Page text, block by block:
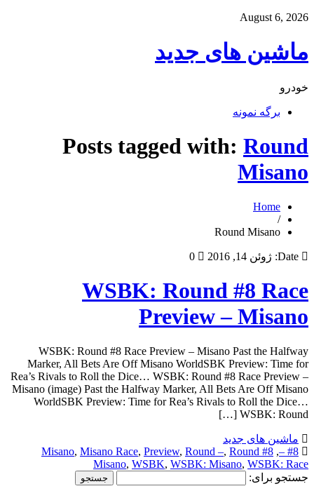
August 6, 2026
ماشین های جدید
خودرو
برگه نمونه
Posts tagged with: Round
Misano
Home
/
Round Misano
Date: ژوئن 14, 2016 0
WSBK: Round #8 Race
Preview – Misano
WSBK: Round #8 Race Preview – Misano Past the Halfway
Marker, All Bets Are Off Misano WorldSBK Preview: Time for
Rea’s Rivals to Roll the Dice… WSBK: Round #8 Race Preview –
Misano (image) Past the Halfway Marker, All Bets Are Off Misano
WorldSBK Preview: Time for Rea’s Rivals to Roll the Dice…
WSBK: Round […]
ماشین های جدید
#8 –
,
#8 Misano
, Misano Race, Preview, Round –, Round
Misano, WSBK, WSBK: Misano, WSBK: Race
جستجو برای: